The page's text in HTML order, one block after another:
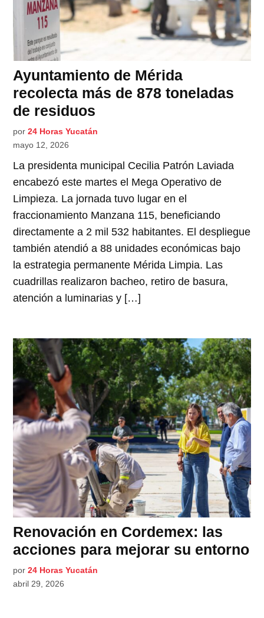
Ayuntamiento de Mérida
recolecta más de 878 toneladas
de residuos
por 24 Horas Yucatán
mayo 12, 2026
La presidenta municipal Cecilia Patrón Laviada
encabezó este martes el Mega Operativo de
Limpieza. La jornada tuvo lugar en el
fraccionamiento Manzana 115, beneficiando
directamente a 2 mil 532 habitantes. El despliegue
también atendió a 88 unidades económicas bajo
la estrategia permanente Mérida Limpia. Las
cuadrillas realizaron bacheo, retiro de basura,
atención a luminarias y […]
Renovación en Cordemex: las
acciones para mejorar su entorno
por 24 Horas Yucatán
abril 29, 2026